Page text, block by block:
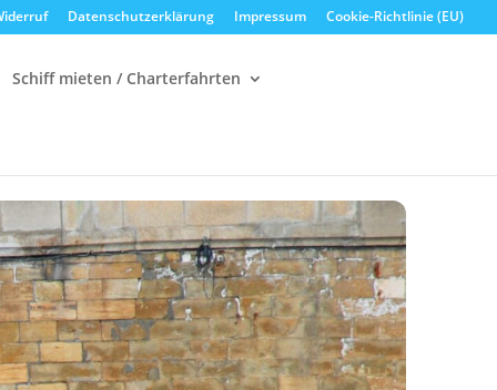
Datenschutzerklärung Impressum Cookie-Richtlinie (EU)
Schiff mieten / Charterfahrten